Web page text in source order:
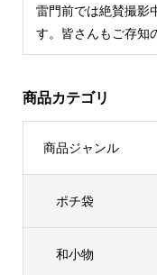
雷門前では絶賛撮影
す。皆さんもご存知
商品カテゴリ
商品ジャンル
ポチ袋
和小物